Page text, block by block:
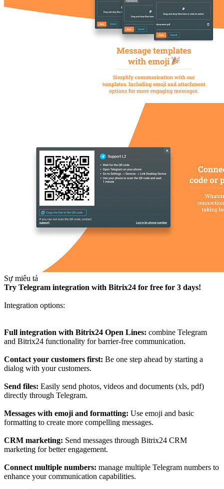
Sự miêu tả
Try Telegram integration with Bitrix24 for free for 3 days!
Integration options:
Full integration with Bitrix24 Open Lines: combine Telegram
and Bitrix24 functionality for barrier-free communication.
Contact your customers first: Be one step ahead by starting a
dialog with your customers.
Send files: Easily send photos, videos and documents (xls, pdf)
directly through Telegram.
Messages with emoji and formatting: Use emoji and basic
formatting to create more compelling messages.
CRM marketing: Send messages through Bitrix24 CRM
marketing for better engagement.
Connect multiple numbers: manage multiple Telegram numbers to
enhance your communication capabilities.